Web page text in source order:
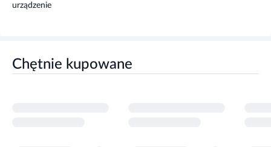
urządzenie
Chętnie kupowane